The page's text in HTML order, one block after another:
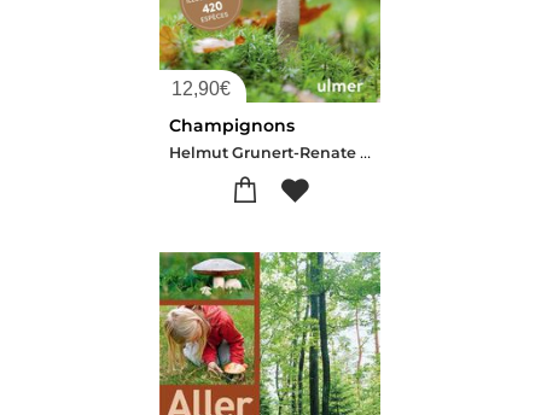
12,90€
Champignons
Helmut Grunert-Renate Grunert